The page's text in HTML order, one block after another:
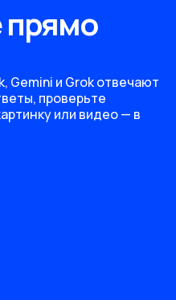
прямо
Gemini и Grok отвечают
проверьте
или видео — в